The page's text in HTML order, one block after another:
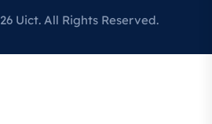
Uict. All Rights Reserved.